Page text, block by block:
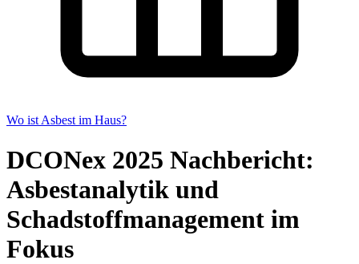
Wo ist Asbest im Haus?
DCONex 2025 Nachbericht:
Asbestanalytik und
Schadstoffmanagement im
Fokus